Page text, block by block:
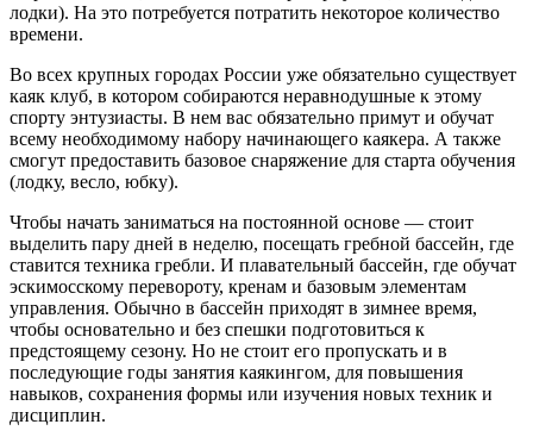
лодки). На это потребуется потратить некоторое количество
времени.
Во всех крупных городах России уже обязательно существует
каяк клуб, в котором собираются неравнодушные к этому
спорту энтузиасты. В нем вас обязательно примут и обучат
всему необходимому набору начинающего каякера. А также
смогут предоставить базовое снаряжение для старта обучения
(лодку, весло, юбку).
Чтобы начать заниматься на постоянной основе — стоит
выделить пару дней в неделю, посещать гребной бассейн, где
ставится техника гребли. И плавательный бассейн, где обучат
эскимосскому перевороту, кренам и базовым элементам
управления. Обычно в бассейн приходят в зимнее время,
чтобы основательно и без спешки подготовиться к
предстоящему сезону. Но не стоит его пропускать и в
последующие годы занятия каякингом, для повышения
навыков, сохранения формы или изучения новых техник и
дисциплин.